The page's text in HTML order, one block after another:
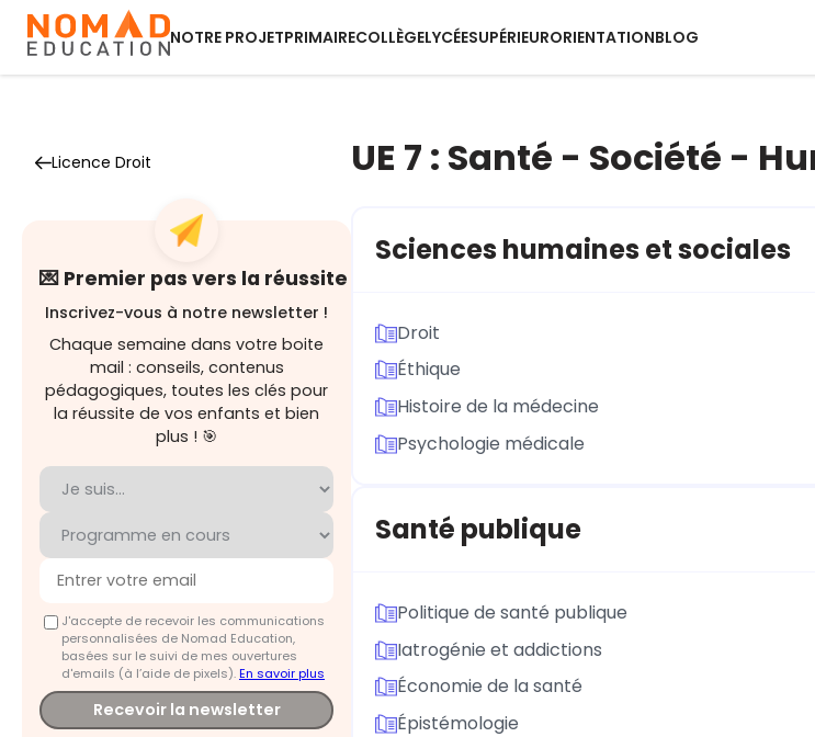
NOTRE PROJETPRIMAIRECOLLÈGELYCÉESUPÉRIEURORIENTATIONBLOG
Licence Droit
💌 Premier pas vers la réussite
Inscrivez-vous à notre newsletter !
Chaque semaine dans votre boite
mail : conseils, contenus
pédagogiques, toutes les clés pour
la réussite de vos enfants et bien
plus ! 🎯
J'accepte de recevoir les communications
personnalisées de Nomad Education,
basées sur le suivi de mes ouvertures
d'emails (à l’aide de pixels).En savoir plus
Recevoir la newsletter
UE 7 : Santé - Société -
Sciences humaines et sociales
Droit
Éthique
Histoire de la médecine
Psychologie médicale
Santé publique
Politique de santé publique
Iatrogénie et addictions
Économie de la santé
Épistémologie